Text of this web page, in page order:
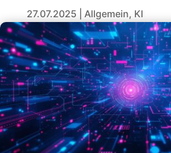
27.07.2025 Allgemein, KI